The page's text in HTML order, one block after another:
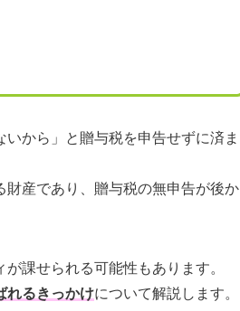
から」と贈与税を申告せずに済ま
財産であり、贈与税の無申告が後か
課せられる可能性もあります。
れるきっかけについて解説します。